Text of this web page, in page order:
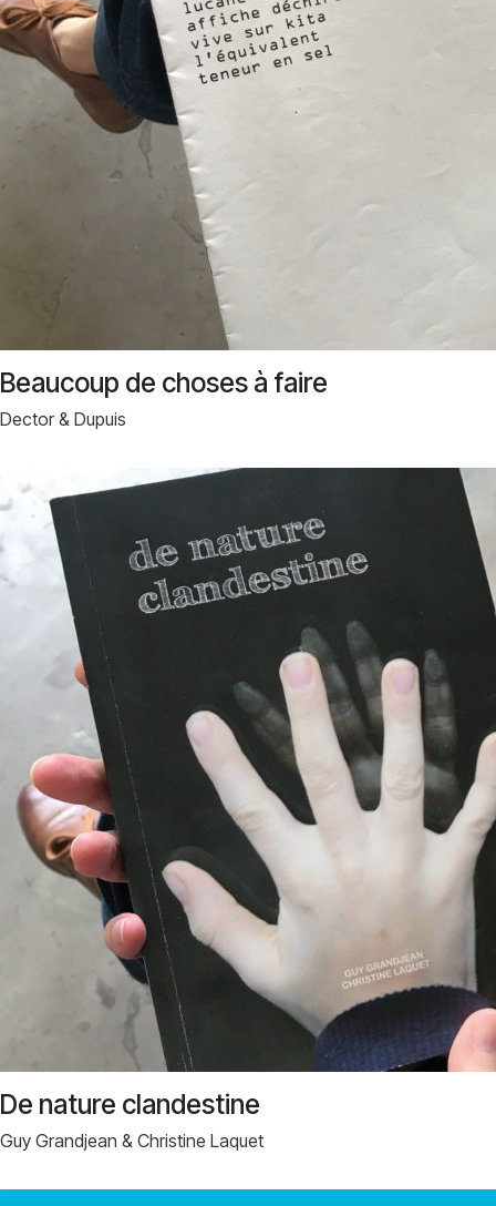
Beaucoup de choses à faire
Dector & Dupuis
De nature clandestine
Guy Grandjean & Christine Laquet